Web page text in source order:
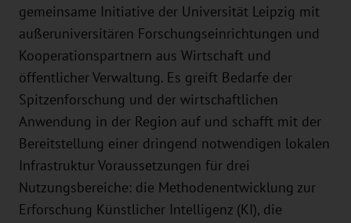
gemeinsame Initiative der Universität Leipzig mit
außeruniversitären Forschungseinrichtungen und
Kooperationspartnern aus Wirtschaft und
öffentlicher Verwaltung. Es greift Bedarfe der
Spitzenforschung und der wirtschaftlichen
Anwendung in der Region auf und schafft mit der
Bereitstellung einer dringend notwendigen lokalen
Infrastruktur Voraussetzungen für drei
Nutzungsbereiche: die Methodenentwicklung zur
Erforschung Künstlicher Intelligenz (KI), die